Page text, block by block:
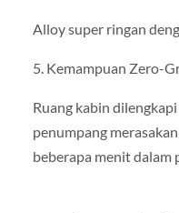
Alloy super ringan
5. Kemampuan Zero-
Ruang kabin
penumpang
beberapa menit dalam